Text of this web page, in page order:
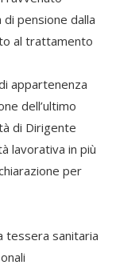
pensione dalla
al trattamento
appartenenza
dell’ultimo
di Dirigente
lavorativa in più
per
tessera sanitaria